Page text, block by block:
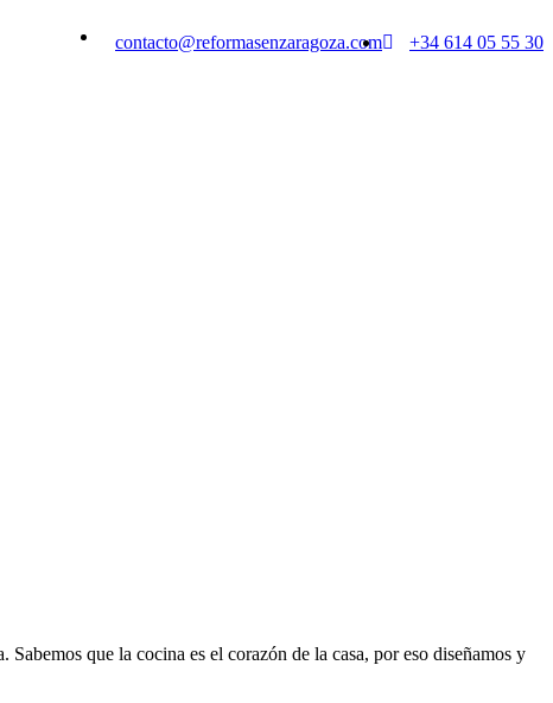
contacto@reformasenzaragoza.com +34 614 05 55 30
que la cocina es el corazón de la casa, por eso diseñamos y